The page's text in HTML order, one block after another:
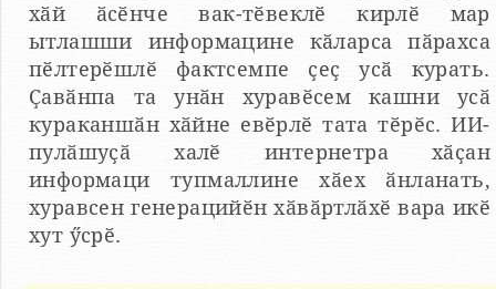
хӑй ӑсӗнче вак-тӗвеклӗ кирлӗ мар
ытлашши информацине кӑларса пӑрахса
пӗлтерӗшлӗ фактсемпе ҫеҫ усӑ курать.
Ҫавӑнпа та унӑн хуравӗсем кашни усӑ
кураканшӑн хӑйне евӗрлӗ тата тӗрӗс. ИИ-
пулӑшуҫӑ халӗ интернетра хӑҫан
информаци тупмаллине хӑех ӑнланать,
хуравсен генерацийӗн хӑвӑртлӑхӗ вара икӗ
хут ӳсрӗ.